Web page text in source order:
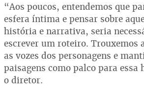
“Aos poucos, entendemos que
esfera íntima e pensar sobre
história e narrativa, seria
escrever um roteiro. Trouxemos
as vozes dos personagens e
paisagens como palco para essa
o diretor.